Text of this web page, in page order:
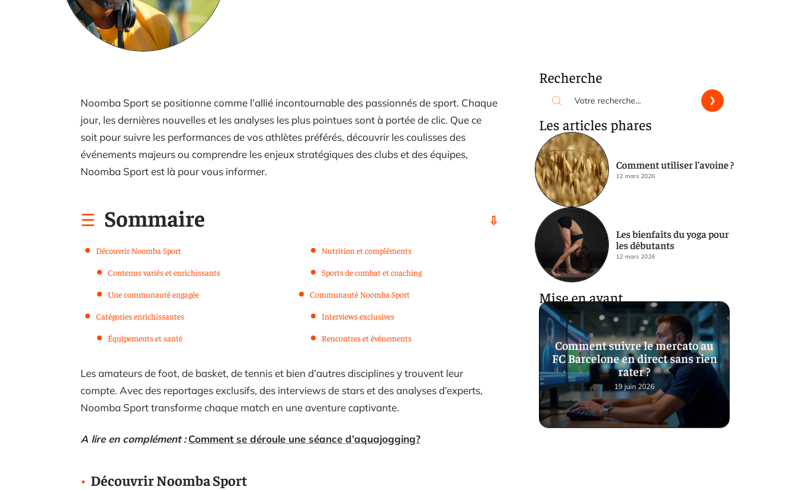
Noomba Sport se positionne comme l’allié incontournable des passionnés de sport. Chaque
jour, les dernières nouvelles et les analyses les plus pointues sont à portée de clic. Que ce
soit pour suivre les performances de vos athlètes préférés, découvrir les coulisses des
événements majeurs ou comprendre les enjeux stratégiques des clubs et des équipes,
Noomba Sport est là pour vous informer.
Sommaire
Découvrir Noomba Sport
Contenus variés et enrichissants
Une communauté engagée
Catégories enrichissantes
Équipements et santé
Nutrition et compléments
Sports de combat et coaching
Communauté Noomba Sport
Interviews exclusives
Rencontres et événements
Les amateurs de foot, de basket, de tennis et bien d’autres disciplines y trouvent leur
compte. Avec des reportages exclusifs, des interviews de stars et des analyses d’experts,
Noomba Sport transforme chaque match en une aventure captivante.
A lire en complément : Comment se déroule une séance d’aquajogging?
Découvrir Noomba Sport
Recherche
Les articles phares
Comment utiliser l’avoine ?
12 mars 2026
Les bienfaits du yoga pour
les débutants
12 mars 2026
Mise en avant
Comment suivre le mercato au
FC Barcelone en direct sans rien
rater ?
19 juin 2026